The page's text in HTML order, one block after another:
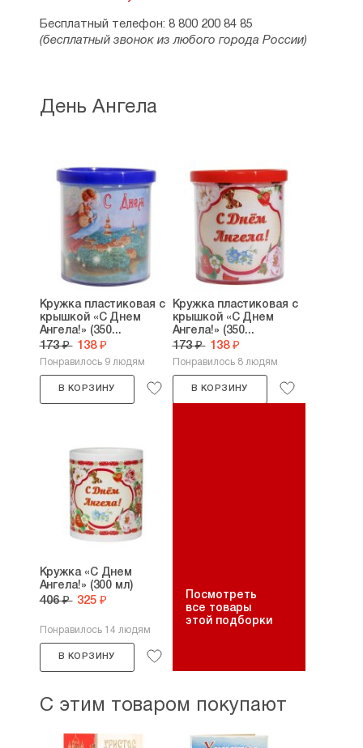
Бесплатный телефон: 8 800 200 84 85
(бесплатный звонок из любого города России)
День Ангела
Кружка пластиковая с
крышкой «С Днем
Ангела!» (350...
173 ₽ 138 ₽
Понравилось 9 людям
В КОРЗИНУ
Кружка пластиковая с
крышкой «С Днем
Ангела!» (350...
173 ₽ 138 ₽
Понравилось 8 людям
В КОРЗИНУ
Кружка «С Днем
Ангела!» (300 мл)
406 ₽ 325 ₽
Понравилось 14 людям
В КОРЗИНУ
Посмотреть
все товары
этой подборки
С этим товаром покупают